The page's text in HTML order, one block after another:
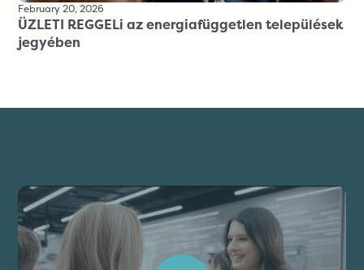
February 20, 2026
ÜZLETI REGGELi az energiafüggetlen települések
jegyében